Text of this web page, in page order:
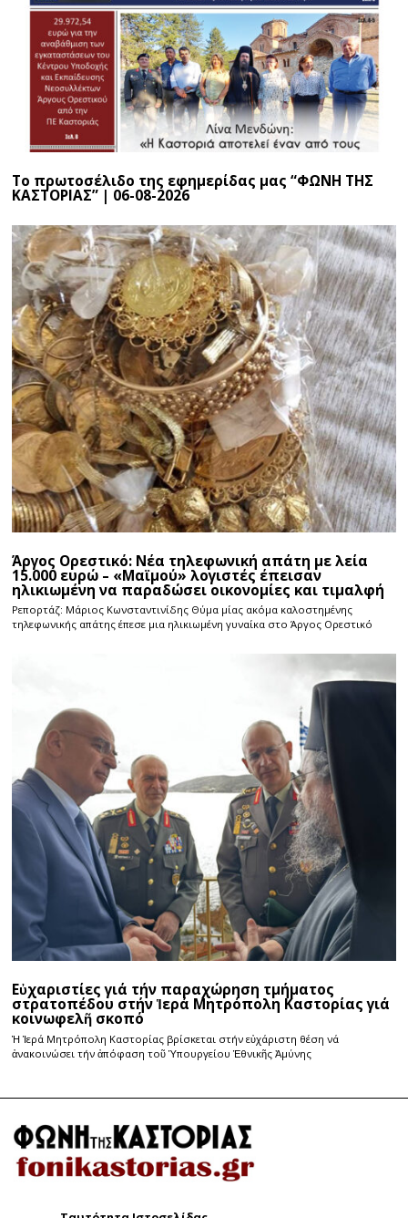
Το πρωτοσέλιδο της εφημερίδας μας “ΦΩΝΗ ΤΗΣ
ΚΑΣΤΟΡΙΑΣ” | 06-08-2026
Άργος Ορεστικό: Νέα τηλεφωνική απάτη με λεία
15.000 ευρώ – «Μαϊμού» λογιστές έπεισαν
ηλικιωμένη να παραδώσει οικονομίες και τιμαλφή
Ρεπορτάζ: Μάριος Κωνσταντινίδης Θύμα μίας ακόμα καλοστημένης
τηλεφωνικής απάτης έπεσε μια ηλικιωμένη γυναίκα στο Άργος Ορεστικό
Εὐχαριστίες γιά τήν παραχώρηση τμήματος
στρατοπέδου στήν Ἱερά Μητρόπολη Καστορίας γιά
κοινωφελῆ σκοπό
Ἡ Ἱερά Μητρόπολη Καστορίας βρίσκεται στήν εὐχάριστη θέση νά
ἀνακοινώσει τήν ἀπόφαση τοῦ Ὑπουργείου Ἐθνικῆς Ἀμύνης